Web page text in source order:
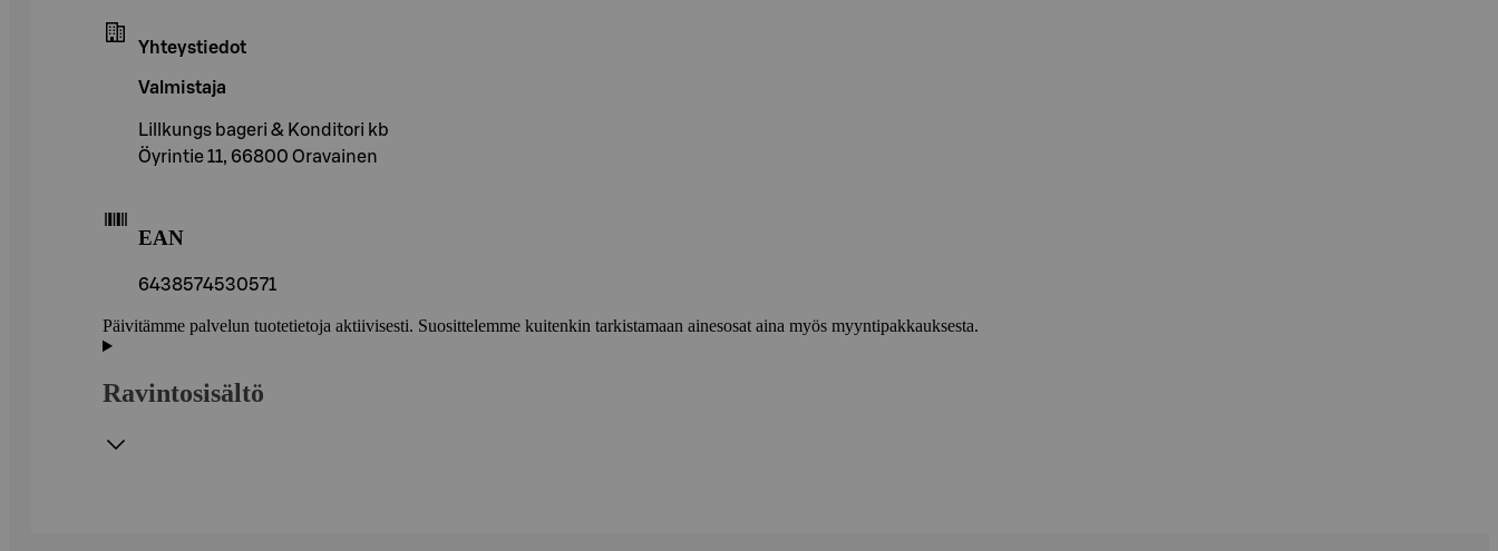
Yhteystiedot
Valmistaja
Lillkungs bageri & Konditori kb
Öyrintie 11, 66800 Oravainen
EAN
6438574530571
Päivitämme palvelun tuotetietoja aktiivisesti. Suosittelemme kuitenkin tarkistamaan ainesosat aina myös myyntipakkauksesta.
Ravintosisältö